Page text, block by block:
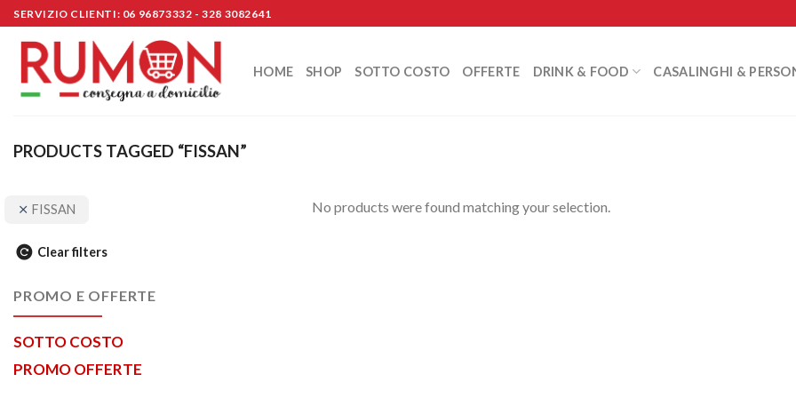
Skip
to
content
SERVIZIO CLIENTI: 06 96873332 - 328 3082641
HOME SHOP SOTTO COSTO OFFERTE DRINK & FOOD CASALINGHI &
PRODUCTS TAGGED “FISSAN”
FISSAN
Clear filters
PROMO E OFFERTE
SOTTO COSTO
PROMO OFFERTE
No products were found matching your selection.